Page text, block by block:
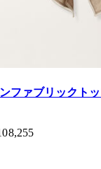
ファブリックト